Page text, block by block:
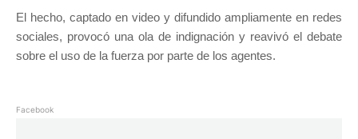
El hecho, captado en video y difundido ampliamente en redes
sociales, provocó una ola de indignación y reavivó el debate
sobre el uso de la fuerza por parte de los agentes.
Facebook